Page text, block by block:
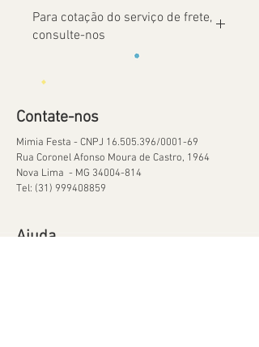
Para cotação do serviço de frete,
consulte-nos
Contate-nos
Mimia Festa - CNPJ 16.505.396/0001-69
Rua Coronel Afonso Moura de Castro, 1964
Nova Lima - MG 34004-814
Tel: (31) 999408859
Ajuda